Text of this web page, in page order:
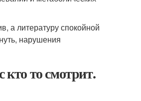
а литературу спокойной
нарушения
кто то смотрит.